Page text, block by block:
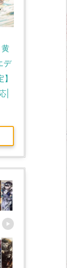
デ
|